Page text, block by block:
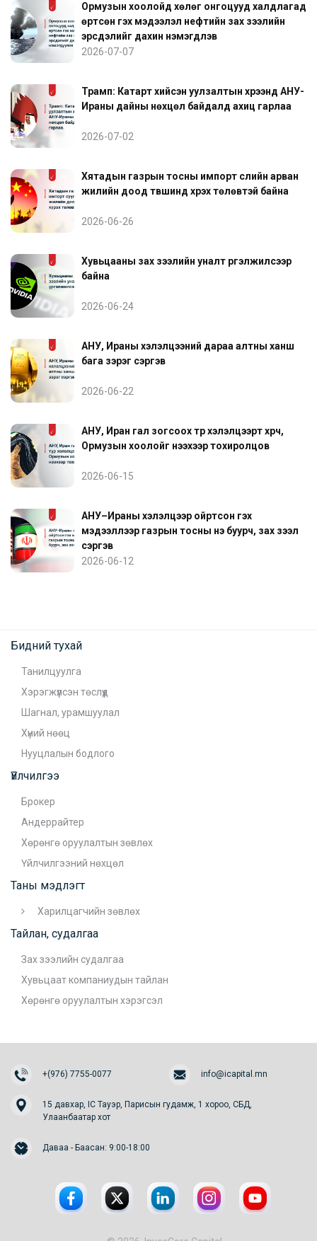
Ормузын хоолойд хөлөг онгоцууд халдлагад
өртсөн гэх мэдээлэл нефтийн зах зээлийн
эрсдэлийг дахин нэмэгдүүлэв
2026-07-07
Трамп: Катарт хийсэн уулзалтын хүрээнд АНУ-
Ираны дайны нөхцөл байдалд ахиц гарлаа
2026-07-02
Хятадын газрын тосны импорт сүүлийн арван
жилийн доод түвшинд хүрэх төлөвтэй байна
2026-06-26
Хувьцааны зах зээлийн уналт үргэлжилсээр
байна
2026-06-24
АНУ, Ираны хэлэлцээний дараа алтны ханш
бага зэрэг сэргэв
2026-06-22
АНУ, Иран гал зогсоох түр хэлэлцээрт хүрч,
Ормузын хоолойг нээхээр тохиролцов
2026-06-15
АНУ–Ираны хэлэлцээр ойртсон гэх
мэдээллээр газрын тосны үнэ буурч, зах зээл
сэргэв
2026-06-12
Бидний тухай
Танилцуулга
Хэрэгжүүлсэн төслүүд
Шагнал, урамшуулал
Хүний нөөц
Нууцлалын бодлого
Үйлчилгээ
Брокер
Андеррайтер
Хөрөнгө оруулалтын зөвлөх
Үйлчилгээний нөхцөл
Таны мэдлэгт
Харилцагчийн зөвлөх
Тайлан, судалгаа
Зах зээлийн судалгаа
Хувьцаат компаниудын тайлан
Хөрөнгө оруулалтын хэрэгсэл
+(976) 7755-0077 info@icapital.mn
15 давхар, IC Тауэр, Парисын гудамж, 1 хороо, СБД,
Улаанбаатар хот
Даваа - Баасан: 9:00-18:00